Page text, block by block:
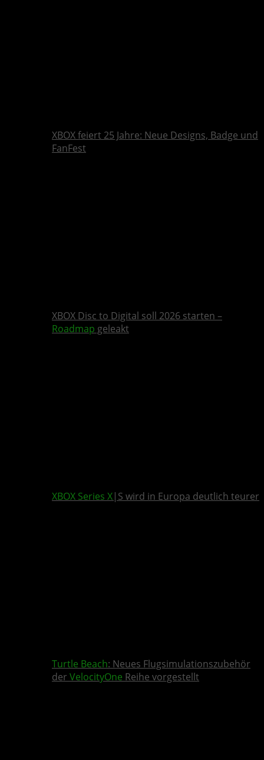
XBOX feiert 25 Jahre: Neue Designs, Badge und
FanFest
XBOX Disc to Digital soll 2026 starten –
Roadmap geleakt
XBOX Series X|S wird in Europa deutlich teurer
Turtle Beach: Neues Flugsimulationszubehör
der VelocityOne Reihe vorgestellt